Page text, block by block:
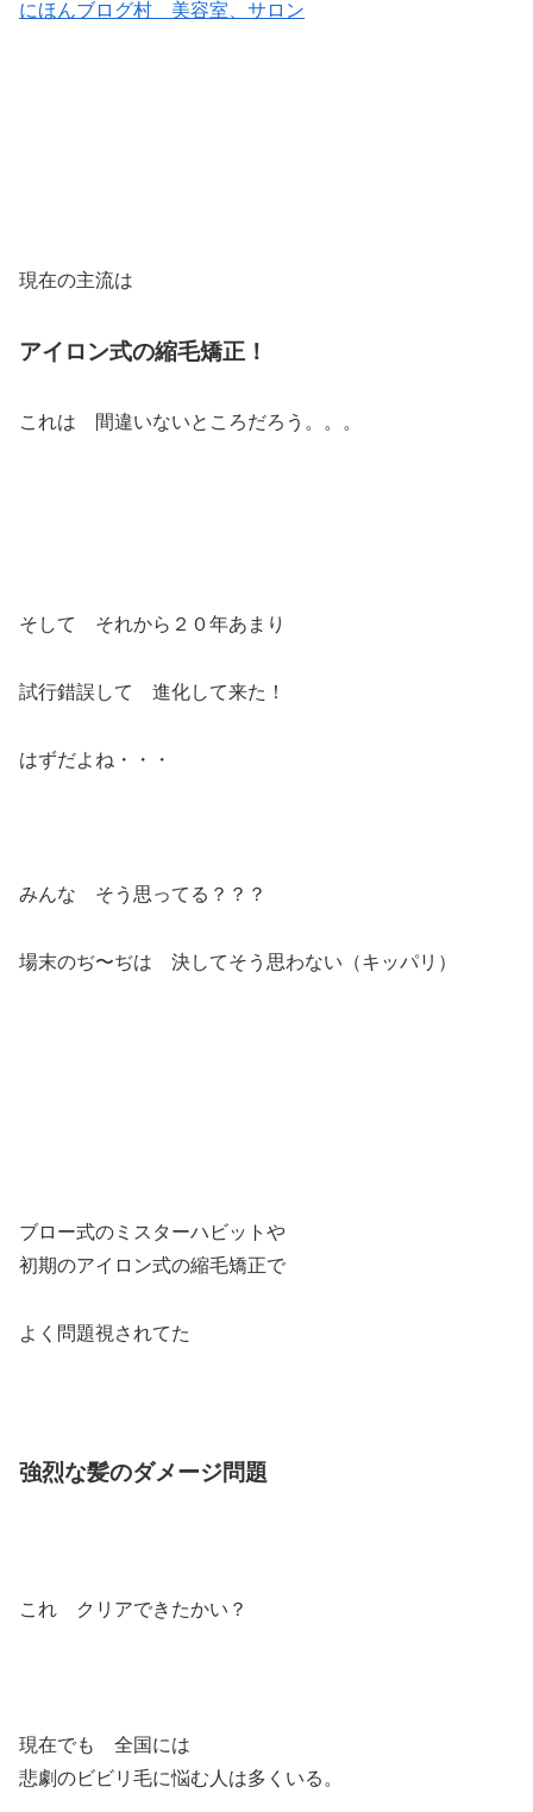
にほんブログ村 美容室、サロン
現在の主流は
アイロン式の縮毛矯正！
これは 間違いないところだろう。。。
そして それから２０年あまり
試行錯誤して 進化して来た！
はずだよね・・・
みんな そう思ってる？？？
場末のぢ〜ぢは 決してそう思わない（キッパリ）
ブロー式のミスターハビットや
初期のアイロン式の縮毛矯正で
よく問題視されてた
強烈な髪のダメージ問題
これ クリアできたかい？
現在でも 全国には
悲劇のビビリ毛に悩む人は多くいる。